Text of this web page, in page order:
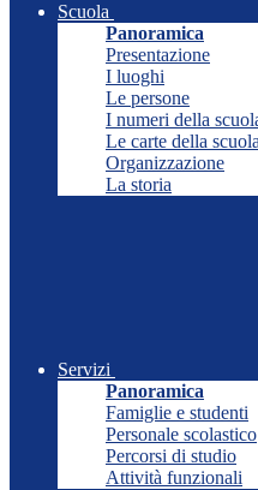
Scuola
Panoramica
Presentazione
I luoghi
Le persone
I numeri della
Le carte della scuola
Organizzazione
La storia
Servizi
Panoramica
Famiglie e studenti
Personale scolastico
Percorsi di studio
Attività funzionali